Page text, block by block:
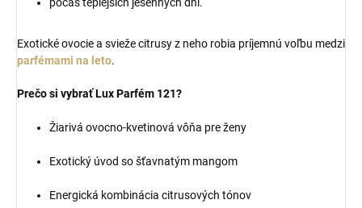
počas teplejších jesenných dní.
Exotické ovocie a svieže citrusy z neho robia príjemnú voľbu medzi
parfémami na leto.
Prečo si vybrať Lux Parfém 121?
Žiarivá ovocno-kvetinová vôňa pre ženy
Exotický úvod so šťavnatým mangom
Energická kombinácia citrusových tónov